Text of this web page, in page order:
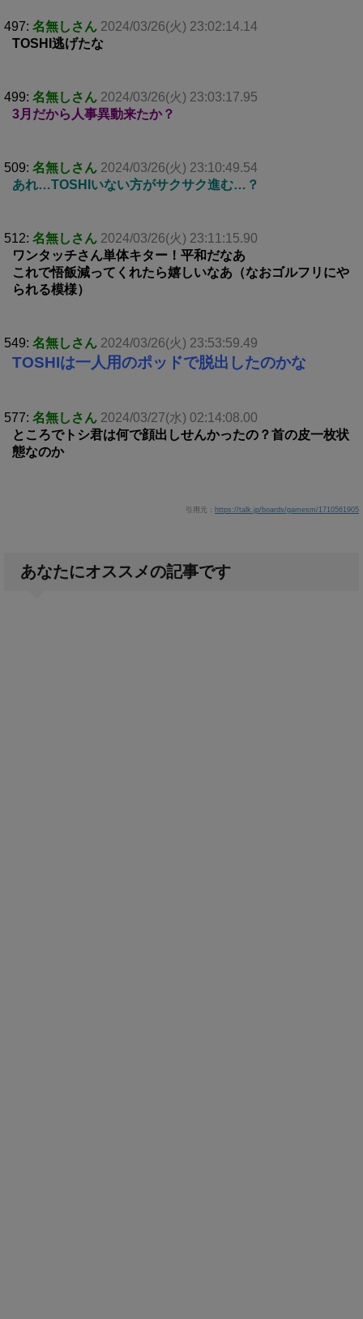
497: 名無しさん 2024/03/26(火) 23:02:14.14
TOSHI逃げたな
499: 名無しさん 2024/03/26(火) 23:03:17.95
3月だから人事異動来たか？
509: 名無しさん 2024/03/26(火) 23:10:49.54
あれ…TOSHIいない方がサクサク進む…？
512: 名無しさん 2024/03/26(火) 23:11:15.90
ワンタッチさん単体キター！平和だなあ
これで悟飯減ってくれたら嬉しいなあ（なおゴルフリにや
られる模様）
549: 名無しさん 2024/03/26(火) 23:53:59.49
TOSHIは一人用のポッドで脱出したのかな
577: 名無しさん 2024/03/27(水) 02:14:08.00
ところでトシ君は何で顔出しせんかったの？首の皮一枚状
態なのか
引用元： https://talk.jp/boards/gamesm/1710561905
あなたにオススメの記事です